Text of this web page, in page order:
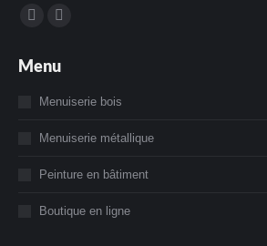
Trouvez nous sur :
Facebook
s'ouvre
une
nouvelle
Instagram
s'ouvre
une
nouvelle
Menu
Menuiserie bois
Menuiserie métallique
Peinture en bâtiment
Boutique en ligne